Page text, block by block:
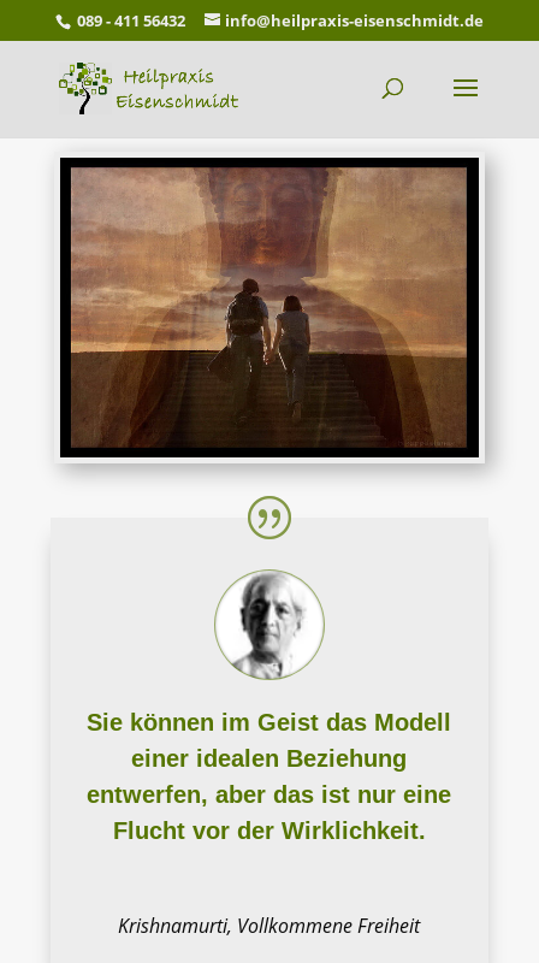
089 - 411 56432 info@heilpraxis-eisenschmidt.de
Sie können im Geist das Modell
einer idealen Beziehung
entwerfen, aber das ist nur eine
Flucht vor der Wirklichkeit.
Krishnamurti, Vollkommene Freiheit